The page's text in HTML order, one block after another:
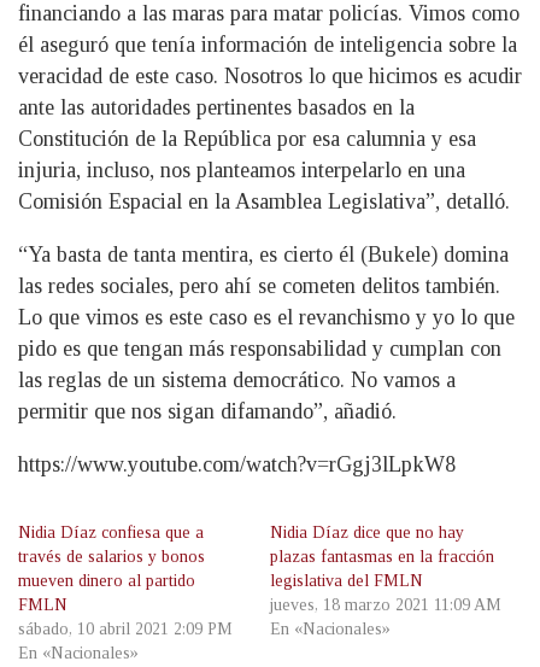
financiando a las maras para matar policías. Vimos como
él aseguró que tenía información de inteligencia sobre la
veracidad de este caso. Nosotros lo que hicimos es acudir
ante las autoridades pertinentes basados en la
Constitución de la República por esa calumnia y esa
injuria, incluso, nos planteamos interpelarlo en una
Comisión Espacial en la Asamblea Legislativa”, detalló.
“Ya basta de tanta mentira, es cierto él (Bukele) domina
las redes sociales, pero ahí se cometen delitos también.
Lo que vimos es este caso es el revanchismo y yo lo que
pido es que tengan más responsabilidad y cumplan con
las reglas de un sistema democrático. No vamos a
permitir que nos sigan difamando”, añadió.
https://www.youtube.com/watch?v=rGgj3lLpkW8
Nidia Díaz confiesa que a
través de salarios y bonos
mueven dinero al partido
FMLN
sábado, 10 abril 2021 2:09 PM
En «Nacionales»
Nidia Díaz dice que no hay
plazas fantasmas en la fracción
legislativa del FMLN
jueves, 18 marzo 2021 11:09 AM
En «Nacionales»